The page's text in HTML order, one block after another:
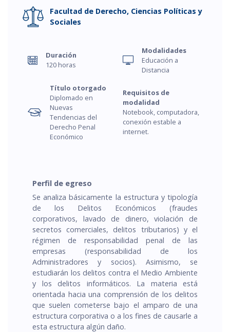
Facultad de Derecho, Ciencias Políticas y
Sociales
Duración
120 horas
Modalidades
Educación a
Distancia
Título otorgado
Diplomado en
Nuevas
Tendencias del
Derecho Penal
Económico
Requisitos de
modalidad
Notebook, computadora,
conexión estable a
internet.
Perfil de egreso
Se analiza básicamente la estructura y tipología
de los Delitos Económicos (fraudes
corporativos, lavado de dinero, violación de
secretos comerciales, delitos tributarios) y el
régimen de responsabilidad penal de las
empresas (responsabilidad de los
Administradores y socios). Asimismo, se
estudiarán los delitos contra el Medio Ambiente
y los delitos informáticos. La materia está
orientada hacia una comprensión de los delitos
que suelen cometerse bajo el amparo de una
estructura corporativa o a los fines de causarle a
esta estructura algún daño.